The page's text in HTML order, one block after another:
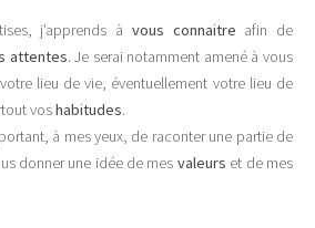
j’apprends à vous connaitre afin de
attentes. Je serai notamment amené à vous
lieu de vie, éventuellement votre lieu de
voshabitudes.
à mes yeux, de raconter une partie de
donner une idée de mes valeurs et de mes